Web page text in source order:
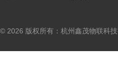
© 2026 版权所有：杭州鑫茂物联科